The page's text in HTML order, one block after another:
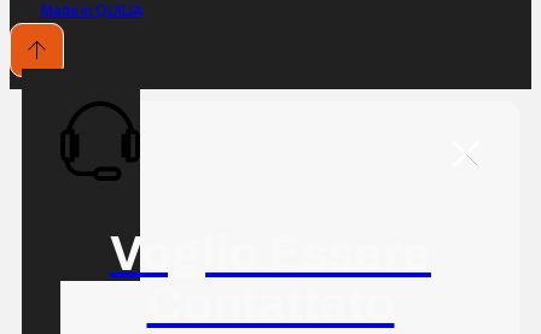
Made in QUILIA
Voglio Essere